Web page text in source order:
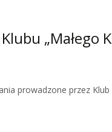
„Małego
prowadzone przez Klub